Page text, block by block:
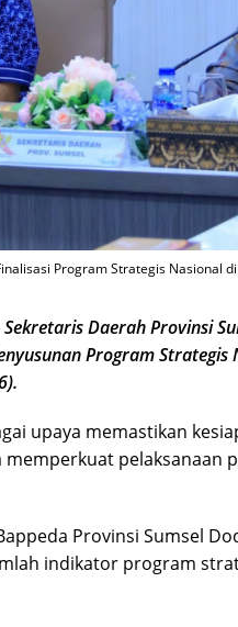
Program Strategis Nasional
Daerah Provinsi
Program Strategis
upaya memastikan
pelaksanaan
Provinsi Sumsel
indikator program